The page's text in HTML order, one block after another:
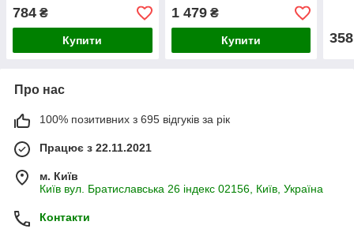
784 ₴
Купити
підтримки організму під
час менопаузи, 180
вегетаріанських капсул
1 479₴
Купити 358
Про нас
100% позитивних з 695 відгуків за рік
Працює з 22.11.2021
м. Київ
Київ вул. Братиславська 26 індекс 02156, Київ, Україна
Контакти